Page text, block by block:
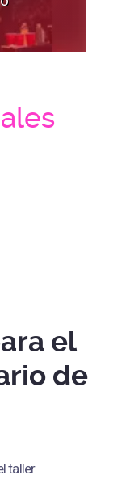
el
de
taller